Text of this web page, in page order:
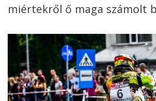
miértekről ő maga számolt